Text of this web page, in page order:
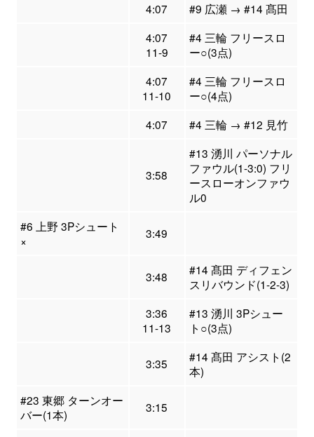
4:07
#9 広瀬 → #14 髙田
4:07
11-9
#4 三輪 フリースロ
ー○(3点)
4:07
11-10
#4 三輪 フリースロ
ー○(4点)
4:07
#4 三輪 → #12 見竹
3:58
#13 湧川 パーソナル
ファウル(1-3:0) フリ
ースローオンファウ
ル0
#6 上野 3Pシュート
×
3:49
3:48
#14 髙田 ディフェン
スリバウンド(1-2-3)
3:36
11-13
#13 湧川 3Pシュー
ト○(3点)
3:35
#14 髙田 アシスト(2
本)
#23 東郷 ターンオー
バー(1本)
3:15